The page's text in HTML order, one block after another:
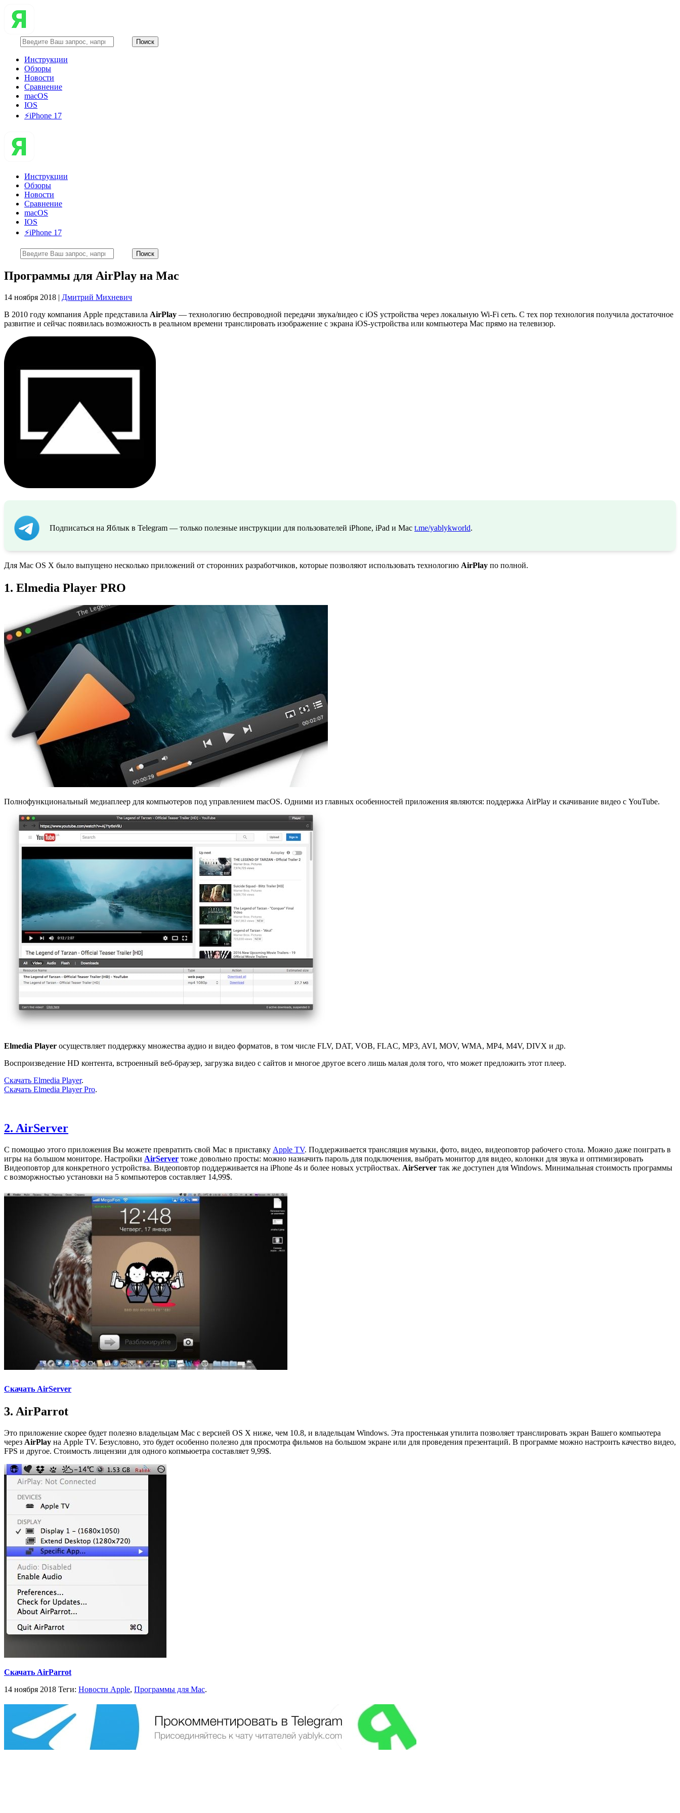
Инструкции
Обзоры
Новости
Сравнение
macOS
IOS
⚡️iPhone 17
Инструкции
Обзоры
Новости
Сравнение
macOS
IOS
⚡️iPhone 17
Программы для AirPlay на Mac
14 ноября 2018 | Дмитрий Михневич
В 2010 году компания Apple представила AirPlay — технологию беспроводной передачи звука/видео с iOS устройства через локальную Wi-Fi сеть. С тех пор технология получила достаточное
развитие и сейчас появилась возможность в реальном времени транслировать изображение с экрана iOS-устройства или компьютера Mac прямо на телевизор.
Подписаться на Яблык в Telegram — только полезные инструкции для пользователей iPhone, iPad и Mac t.me/yablykworld.
Для Mac OS X было выпущено несколько приложений от сторонних разработчиков, которые позволяют использовать технологию AirPlay по полной.
1. Elmedia Player PRO
Полнофункциональный медиаплеер для компьютеров под управлением macOS. Одними из главных особенностей приложения являются: поддержка AirPlay и скачивание видео с YouTube.
Elmedia Player осуществляет поддержку множества аудио и видео форматов, в том числе FLV, DAT, VOB, FLAC, MP3, AVI, MOV, WMA, MP4, M4V, DIVX и др.
Воспроизведение HD контента, встроенный веб-браузер, загрузка видео с сайтов и многое другое всего лишь малая доля того, что может предложить этот плеер.
Скачать Elmedia Player.
Скачать Elmedia Player Pro.
2. AirServer
С помощью этого приложения Вы можете превратить свой Mac в приставку Apple TV. Поддерживается трансляция музыки, фото, видео, видеоповтор рабочего стола. Можно даже поиграть в
игры на большом мониторе. Настройки AirServer тоже довольно просты: можно назначить пароль для подключения, выбрать монитор для видео, колонки для звука и оптимизировать
Видеоповтор для конкретного устройства. Видеоповтор поддерживается на iPhone 4s и более новых устрйоствах. AirServer так же доступен для Windows. Минимальная стоимость программы
с возморжностью установки на 5 компьютеров составляет 14,99$.
Cкачать AirServer
3. AirParrot
Это приложение скорее будет полезно владельцам Mac с версией OS X ниже, чем 10.8, и владельцам Windows. Эта простенькая утилита позволяет транслировать экран Вашего компьютера
через AirPlay на Apple TV. Безусловно, это будет особенно полезно для просмотра фильмов на большом экране или для проведения презентаций. В программе можно настроить качество видео,
FPS и другое. Стоимость лицензии для одного копмьюетра составляет 9,99$.
Скачать AirParrot
14 ноября 2018 Теги: Новости Apple, Программы для Mac.